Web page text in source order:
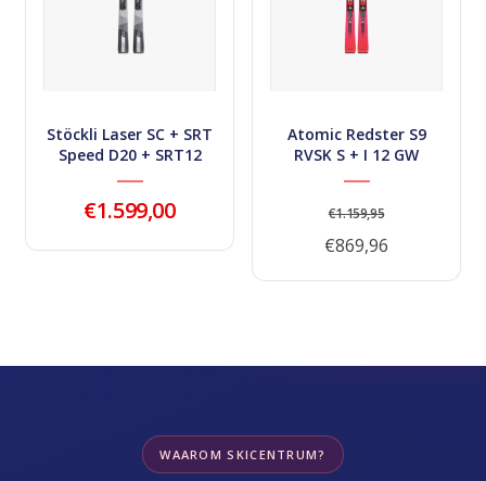
Stöckli Laser SC + SRT
Speed D20 + SRT12
€1.599,00
Atomic Redster S9
RVSK S + I 12 GW
€1.159,95
€869,96
WAAROM SKICENTRUM?